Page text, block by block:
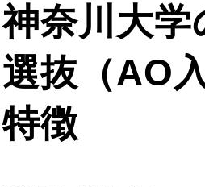
神奈川大学
選抜（AO
特徴